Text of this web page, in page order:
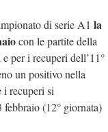
di serie A1 la
con le partite della
per i recuperi dell’11°
un positivo nella
i recuperi si
(12° giornata)